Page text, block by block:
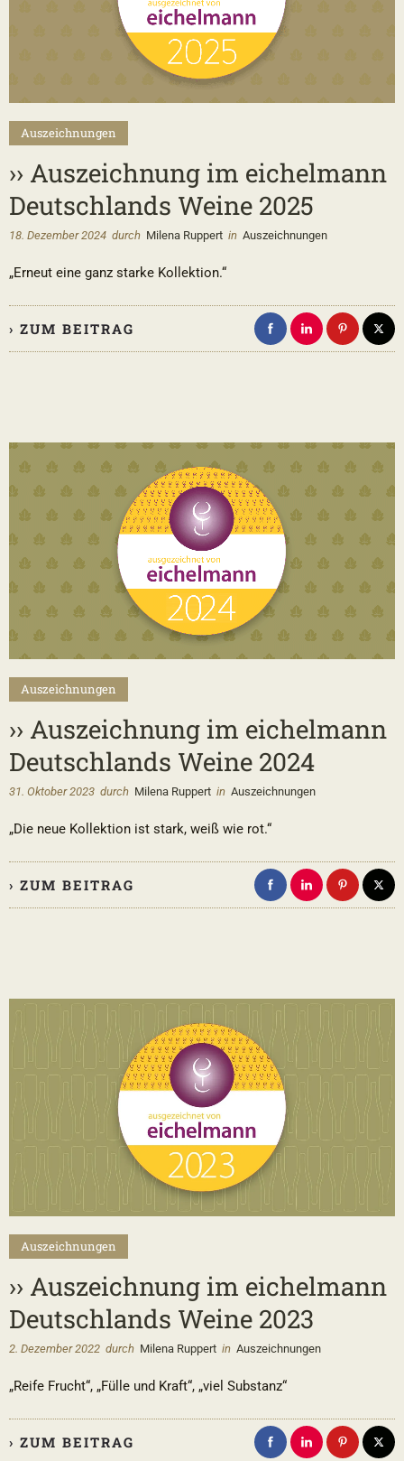
Auszeichnungen
›› Auszeichnung im eichelmann
Deutschlands Weine 2025
18. Dezember 2024 durch Milena Ruppert in Auszeichnungen
„Erneut eine ganz starke Kollektion.“
› ZUM BEITRAG
Auszeichnungen
›› Auszeichnung im eichelmann
Deutschlands Weine 2024
31. Oktober 2023 durch Milena Ruppert in Auszeichnungen
„Die neue Kollektion ist stark, weiß wie rot.“
› ZUM BEITRAG
Auszeichnungen
›› Auszeichnung im eichelmann
Deutschlands Weine 2023
2. Dezember 2022 durch Milena Ruppert in Auszeichnungen
„Reife Frucht“, „Fülle und Kraft“, „viel Substanz“
› ZUM BEITRAG